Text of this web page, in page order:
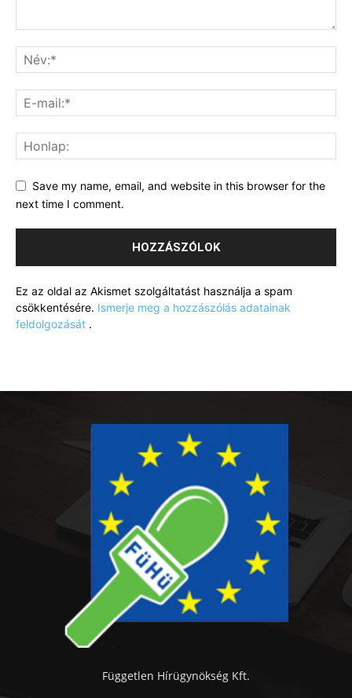
Save my name, email, and website in this browser for the
next time I comment.
Ez az oldal az Akismet szolgáltatást használja a spam
csökkentésére. Ismerje meg a hozzászólás adatainak
feldolgozását .
Független Hírügynökség Kft.